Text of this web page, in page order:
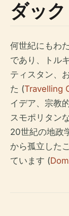
ダック
何世紀にもわ
であり、トル
ティスタン、
た (Travelling
イデア、宗教
スモポリタン
20世紀の地政
から孤立した
ています (